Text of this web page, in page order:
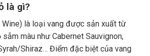
là gì?
Wine) là loại vang được sản xuất từ
màu như Cabernet Sauvignon,
Shiraz… Điểm đặc biệt của vang